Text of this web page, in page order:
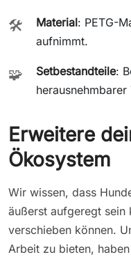
🛠️ Material: PETG-
aufnimmt.
🧩 Setbestandteile:
Erweitere
Ökosystem
Wir wissen, dass
äußerst aufgeregt sein
verschieben können.
Arbeit zu bieten,